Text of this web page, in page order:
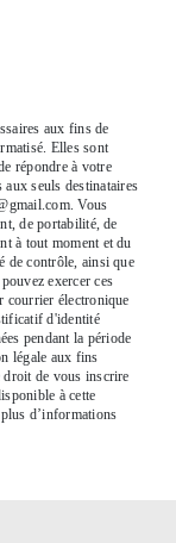
aux fins de
Elles sont
répondre à votre
aux seuls destinataires
Vous
de portabilité, de
à tout moment et du
de contrôle, ainsi que
exercer ces
courrier électronique
d'identité
pendant la période
légale aux fins
droit de vous inscrire
à cette
d’informations